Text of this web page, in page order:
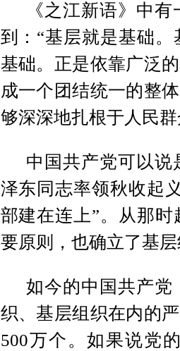
《之江新语》中
到：“基层就是基础
基础。正是依靠广泛
成一个团结统一的整
够深深地扎根于人民
中国共产党可以
泽东同志率领秋收起
部建在连上”。从那
要原则，也确立了基
如今的中国共产党
织、基层组织在内的
500万个。如果说党